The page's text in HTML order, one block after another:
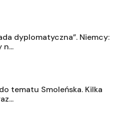
dyplomatyczna”. Niemcy:
n...
tematu Smoleńska. Kilka